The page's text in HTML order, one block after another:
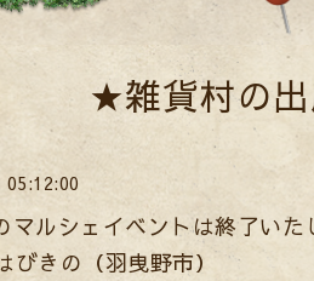
★雑貨村の
マルシェイベントは終了い
びきの（羽曳野市）